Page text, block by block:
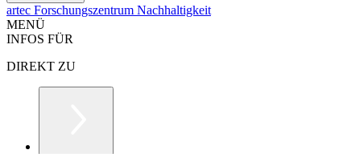
artec Forschungszentrum Nachhaltigkeit
MENÜ
INFOS FÜR
DIREKT ZU